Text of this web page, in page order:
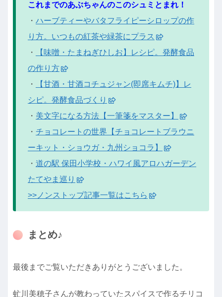
これまでのあぶちゃんのこのシュミとまれ！
・ ハーブティーやバタフライピーシロップの作
り方。いつもの紅茶や緑茶にプラス
・
【味噌・たまねぎひしお】レシピ。発酵食品
の作り方
・
【甘酒・甘酒コチュジャン(即席キムチ)】レ
シピ。発酵食品づくり
・ 美文字になる方法【一筆箋をマスター】
・ チョコレートの世界【チョコレートブラウニ
ーキット・ショウガ・九州ショコラ】
・ 道の駅 保田小学校・ハワイ風アロハガーデン
たてやま巡り
>>ノンストップ記事一覧はこちら
まとめ♪
最後までご覧いただきありがとうございました。
虻川美穂子さんが教わっていたスパイスで作るチリコ